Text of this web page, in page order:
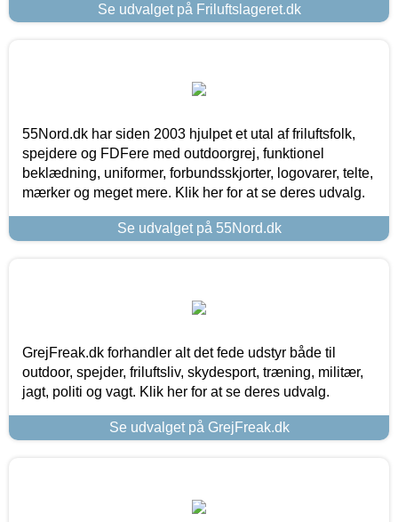
Se udvalget på Friluftslageret.dk
55Nord.dk har siden 2003 hjulpet et utal af friluftsfolk,
spejdere og FDFere med outdoorgrej, funktionel
beklædning, uniformer, forbundsskjorter, logovarer, telte,
mærker og meget mere. Klik her for at se deres udvalg.
Se udvalget på 55Nord.dk
GrejFreak.dk forhandler alt det fede udstyr både til
outdoor, spejder, friluftsliv, skydesport, træning, militær,
jagt, politi og vagt. Klik her for at se deres udvalg.
Se udvalget på GrejFreak.dk